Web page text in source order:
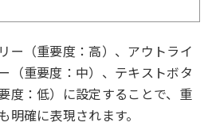
ー（重要度：高）、アウトライ
（重要度：中）、テキストボタ
度：低）に設定することで、重
確に表現されます。